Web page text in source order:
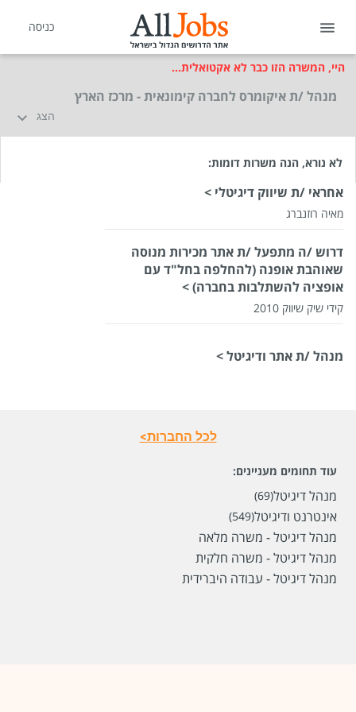
כניסה
היי, המשרה הזו כבר לא אקטואלית...
מנהל /ת איקומרס לחברה קימונאית - מרכז הארץ
הצג
לא נורא, הנה משרות דומות:
אחראי /ת שיווק דיגיטלי >
מאיה רוזנברג
דרוש /ה מתפעל /ת אתר מכירות מנוסה
שאוהבת אופנה (להחלפה בחל"ד עם
אופציה להשתלבות בחברה) >
קידי שיק שיווק 2010
מנהל /ת אתר ודיגיטל >
לכל החברות>
עוד תחומים מעניינים:
מנהל דיגיטל(69)
אינטרנט ודיגיטל(549)
מנהל דיגיטל - משרה מלאה
מנהל דיגיטל - משרה חלקית
מנהל דיגיטל - עבודה היברידית